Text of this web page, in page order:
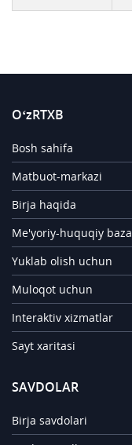
O‘zRTXB
Bosh sahifa
Matbuot-markazi
Birja haqida
Me'yoriy-huquqiy baza
Yuklab olish uchun
Muloqot uchun
Interaktiv xizmatlar
Sayt xaritasi
SAVDOLAR
Birja savdolari